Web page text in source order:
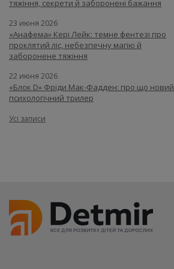
тяжіння, секрети й заборонені бажання
23 июня 2026
«Анафема» Кері Лейк: темне фентезі про
проклятий ліс, небезпечну магію й
заборонене тяжіння
22 июня 2026
«Блок D» Фріди Мак-Фадден: про що новий
психологічний трилер
Усі записи